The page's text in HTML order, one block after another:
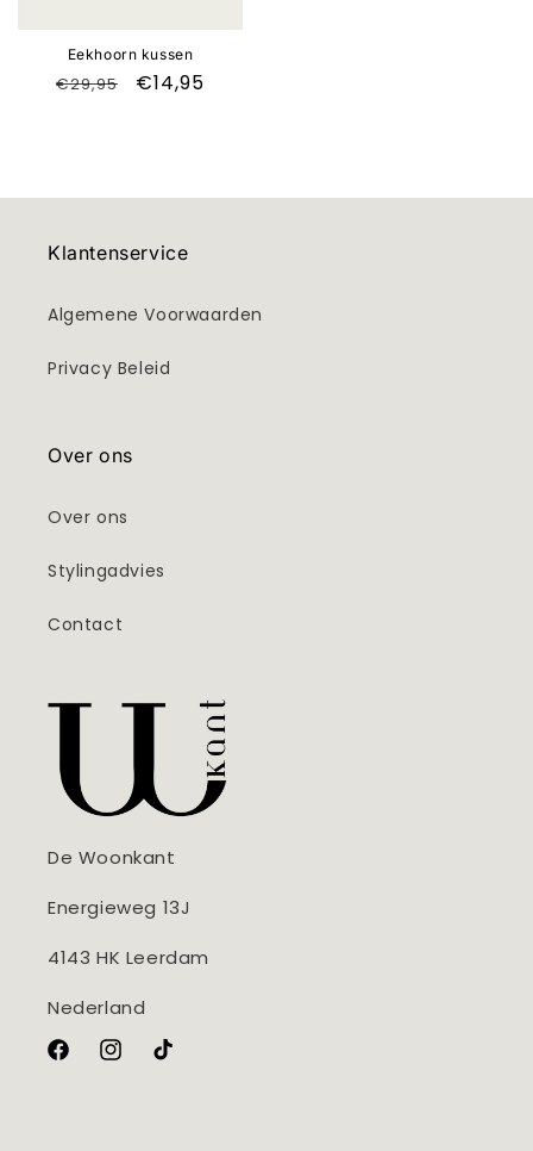
Eekhoorn kussen
Normale
€29,95 Aanbiedingsprijs
€14,95
Klantenservice
Algemene Voorwaarden
Privacy Beleid
Over ons
Over ons
Stylingadvies
Contact
De Woonkant
Energieweg 13J
4143 HK Leerdam
Nederland
FacebookInstagram
TikTok